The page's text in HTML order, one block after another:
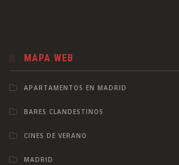
MAPA WEB
APARTAMENTOS EN MADRID
BARES CLANDESTINOS
CINES DE VERANO
MADRID